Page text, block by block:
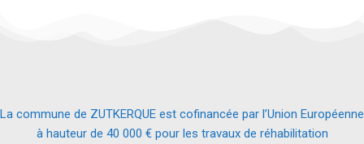
La commune de ZUTKERQUE est cofinancée par l’Union Européenne
à hauteur de 40 000 € pour les travaux de réhabilitation